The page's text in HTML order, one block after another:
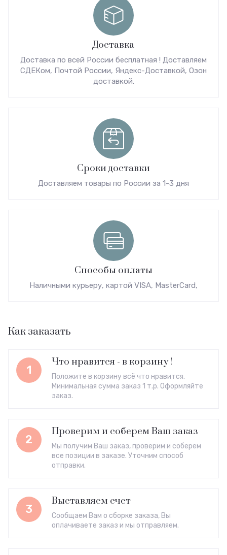
Доставка
Доставка по всей России бесплатная ! Доставляем
СДЕКом, Почтой России, Яндекс-Доставкой, Озон
доставкой.
Сроки доставки
Доставляем товары по России за 1-3 дня
Способы оплаты
Наличными курьеру, картой VISA, MasterCard,
Как заказать
1
Что нравится - в корзину !
Положите в корзину всё что нравится.
Минимальная сумма заказ 1 т.р. Оформляйте
заказ.
2
Проверим и соберем Ваш заказ
Мы получим Ваш заказ, проверим и соберем
все позиции в заказе. Уточним способ
отправки.
3
Выставляем счет
Сообщаем Вам о сборке заказа, Вы
оплачиваете заказ и мы отправляем.